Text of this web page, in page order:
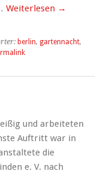
Weiterlesen →
berlin, gartennacht,
und arbeiteten
Auftritt war in
die
e. V. nach